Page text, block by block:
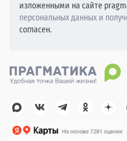
изложенными на сайте
персональных данных и
согласен.